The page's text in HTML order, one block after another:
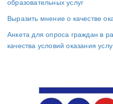
образовательных услуг
Выразить мнение о качестве
Анкета для опроса граждан в
качества условий оказания